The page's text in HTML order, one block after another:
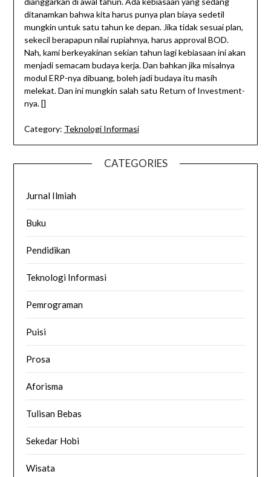
ditanamkan bahwa kita harus punya plan biaya sedetil
mungkin untuk satu tahun ke depan. Jika tidak sesuai plan,
sekecil berapapun nilai rupiahnya, harus approval BOD.
Nah, kami berkeyakinan sekian tahun lagi kebiasaan ini akan
menjadi semacam budaya kerja. Dan bahkan jika misalnya
modul ERP-nya dibuang, boleh jadi budaya itu masih
melekat. Dan ini mungkin salah satu Return of Investment-
nya. []
Category: Teknologi Informasi
CATEGORIES
Jurnal Ilmiah
Buku
Pendidikan
Teknologi Informasi
Pemrograman
Puisi
Prosa
Aforisma
Tulisan Bebas
Sekedar Hobi
Wisata